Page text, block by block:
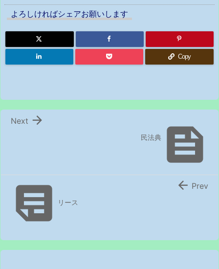
よろしければシェアお願いします
Copy

民法典

Next
 リース
 Prev